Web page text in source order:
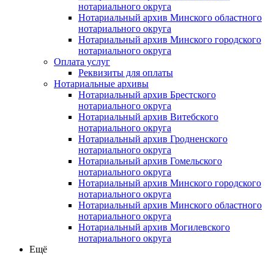
нотариального округа
Нотариальный архив Минского областного
нотариального округа
Нотариальный архив Минского городского
нотариального округа
Оплата услуг
Реквизиты для оплаты
Нотариальные архивы
Нотариальный архив Брестского
нотариального округа
Нотариальный архив Витебского
нотариального округа
Нотариальный архив Гродненского
нотариального округа
Нотариальный архив Гомельского
нотариального округа
Нотариальный архив Минского городского
нотариального округа
Нотариальный архив Минского областного
нотариального округа
Нотариальный архив Могилевского
нотариального округа
Ещё